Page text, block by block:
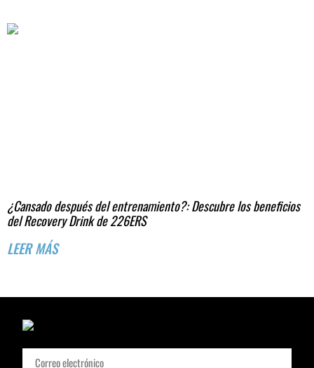
¿Cansado después del entrenamiento?: Descubre los beneficios
del Recovery Drink de 226ERS
LEER MÁS